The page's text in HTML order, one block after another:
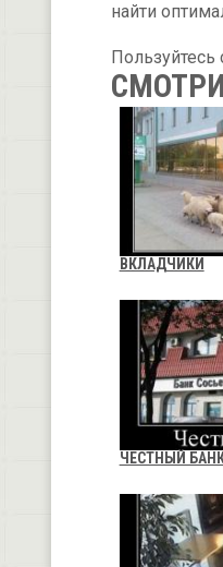
найти
ВКЛАДЧИКИ
ЧЕСТНЫЙ